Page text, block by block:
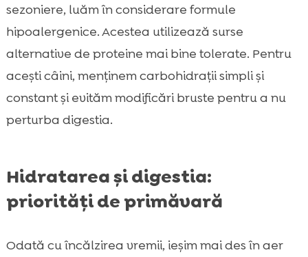
sezoniere, luăm în considerare formule
hipoalergenice. Acestea utilizează surse
alternative de proteine mai bine tolerate. Pentru
acești câini, menținem carbohidrații simpli și
constant și evităm modificări bruste pentru a nu
perturba digestia.
Hidratarea și digestia:
priorități de primăvară
Odată cu încălzirea vremii, ieșim mai des în aer